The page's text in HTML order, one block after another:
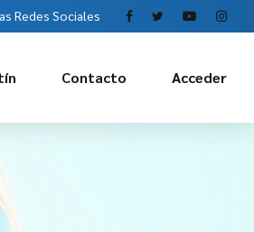
Redes Sociales
Contacto Acceder